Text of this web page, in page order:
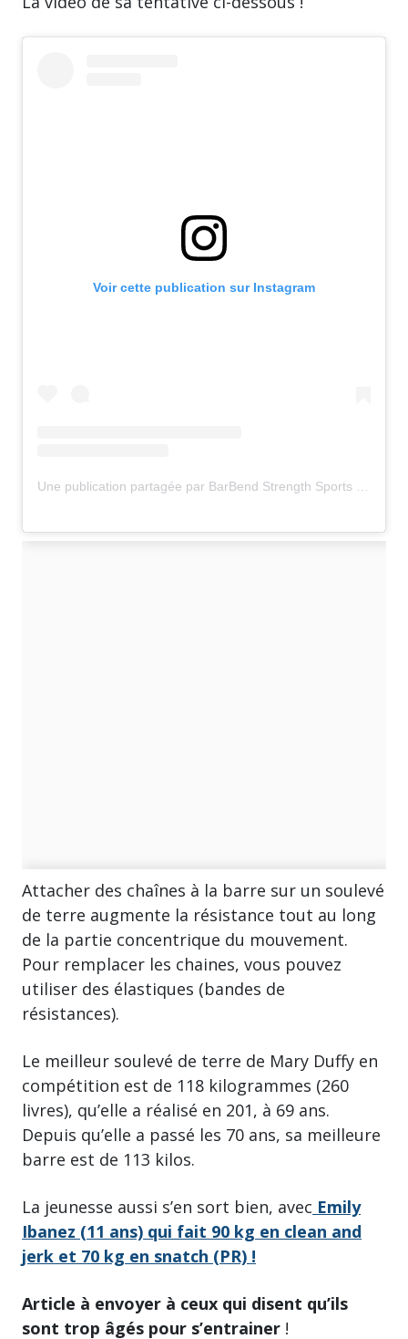
Voir cette publication sur Instagram
Attacher des chaînes à la barre sur un soulevé
de terre augmente la résistance tout au long
de la partie concentrique du mouvement.
Pour remplacer les chaines, vous pouvez
utiliser des élastiques (bandes de
résistances).
Le meilleur soulevé de terre de Mary Duffy en
compétition est de 118 kilogrammes (260
livres), qu’elle a réalisé en 201, à 69 ans.
Depuis qu’elle a passé les 70 ans, sa meilleure
barre est de 113 kilos.
La jeunesse aussi s’en sort bien, avec Emily
Ibanez (11 ans) qui fait 90 kg en clean and
jerk et 70 kg en snatch (PR) !
Article à envoyer à ceux qui disent qu’ils
sont trop âgés pour s’entrainer !